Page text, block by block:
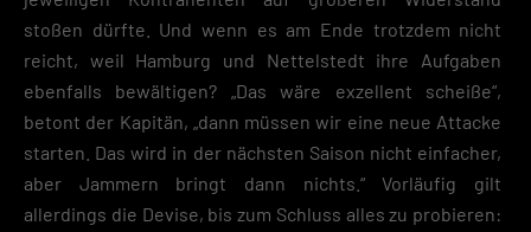
stoßen dürfte. Und wenn es am Ende trotzdem nicht
reicht, weil Hamburg und Nettelstedt ihre Aufgaben
ebenfalls bewältigen? „Das wäre exzellent scheiße“,
betont der Kapitän, „dann müssen wir eine neue Attacke
starten. Das wird in der nächsten Saison nicht einfacher,
aber Jammern bringt dann nichts.“ Vorläufig gilt
allerdings die Devise, bis zum Schluss alles zu probieren: